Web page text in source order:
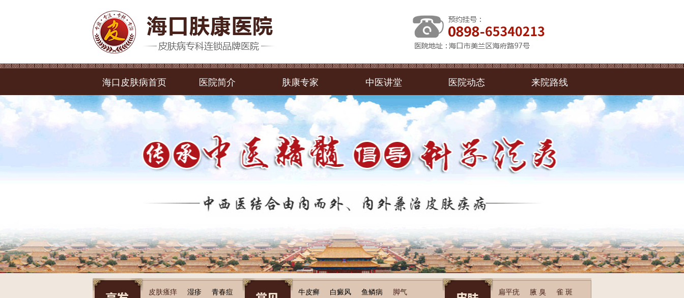
海口皮肤病首页 医院简介 肤康专家 中医讲堂 医院动态 来院路线
皮肤瘙痒 湿疹
青春痘
牛皮癣 白癜风 鱼鳞病
脚气
扁平疣 腋 臭
雀 斑